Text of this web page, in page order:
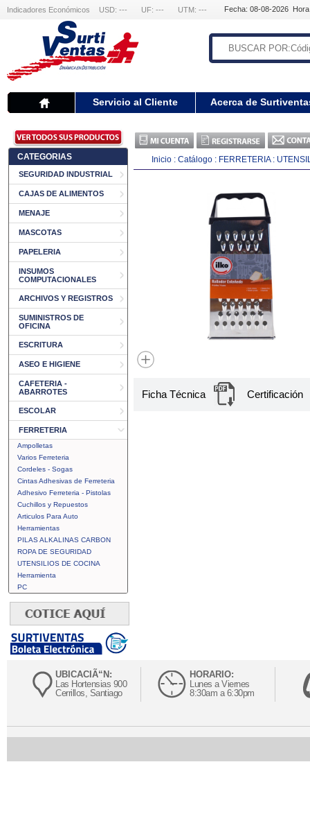
Indicadores Económicos USD: --- UF: --- UTM: --- Fecha: 08-08-2026
Servicio al Cliente Acerca de
CATEGORIAS
SEGURIDAD INDUSTRIAL
CAJAS DE ALIMENTOS
MENAJE
MASCOTAS
PAPELERIA
INSUMOS
COMPUTACIONALES
ARCHIVOS Y REGISTROS
SUMINISTROS DE
OFICINA
ESCRITURA
ASEO E HIGIENE
CAFETERIA -
ABARROTES
ESCOLAR
FERRETERIA
Ampolletas
Varios Ferreteria
Cordeles - Sogas
Cintas Adhesivas de Ferreteria
Adhesivo Ferreteria - Pistolas
Cuchillos y Repuestos
Articulos Para Auto
Herramientas
PILAS ALKALINAS CARBON
ROPA DE SEGURIDAD
UTENSILIOS DE COCINA
Herramienta
PC
Inicio : Catálogo : FERRETERIA:
Ficha Técnica Certificación
UBICACIÃ“N:
Las Hortensias 900
Cerrillos, Santiago
HORARIO:
Lunes a Viernes
8:30am a 6:30pm